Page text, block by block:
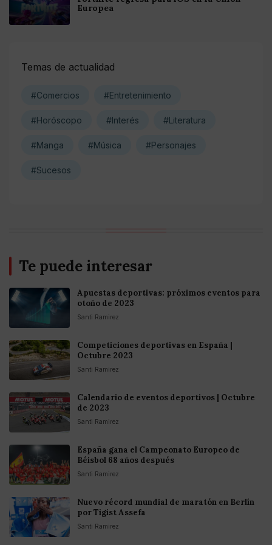
Europea
Temas de actualidad
#Comercios #Entretenimiento
#Horóscopo #Interés #Literatura
#Manga #Música #Personajes
#Sucesos
Te puede interesar
Apuestas deportivas: próximos eventos para
otoño de 2023
Santi Ramirez
Competiciones deportivas en España |
Octubre 2023
Santi Ramirez
Calendario de eventos deportivos | Octubre
de 2023
Santi Ramirez
España gana el Campeonato Europeo de
Béisbol 68 años después
Santi Ramirez
Nuevo récord mundial de maratón en Berlín
por Tigist Assefa
Santi Ramirez